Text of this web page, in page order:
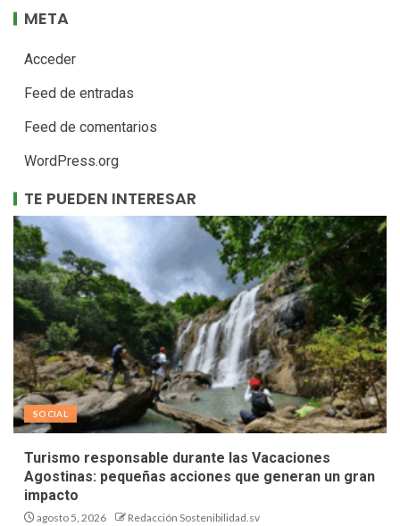
META
Acceder
Feed de entradas
Feed de comentarios
WordPress.org
TE PUEDEN INTERESAR
SOCIAL
Turismo responsable durante las Vacaciones
Agostinas: pequeñas acciones que generan un gran
impacto
agosto 5, 2026 Redacción Sostenibilidad.sv